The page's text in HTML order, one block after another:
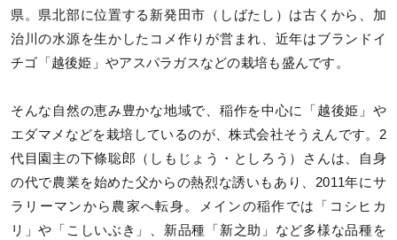
県。県北部に位置する新発田市（しばたし）は古くから、加
治川の水源を生かしたコメ作りが営まれ、近年はブランドイ
チゴ「越後姫」やアスパラガスなどの栽培も盛んです。
そんな自然の恵み豊かな地域で、稲作を中心に「越後姫」や
エダマメなどを栽培しているのが、株式会社そうえんです。2
代目園主の下條聡郎（しもじょう・としろう）さんは、自身
の代で農業を始めた父からの熱烈な誘いもあり、2011年にサ
ラリーマンから農家へ転身。メインの稲作では「コシヒカ
リ」や「こしいぶき」、新品種「新之助」など多様な品種を